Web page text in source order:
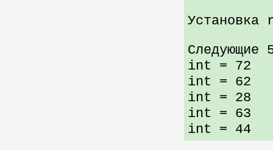
Установка
Следующие
int = 72
int = 62
int = 28
int = 63
int = 44